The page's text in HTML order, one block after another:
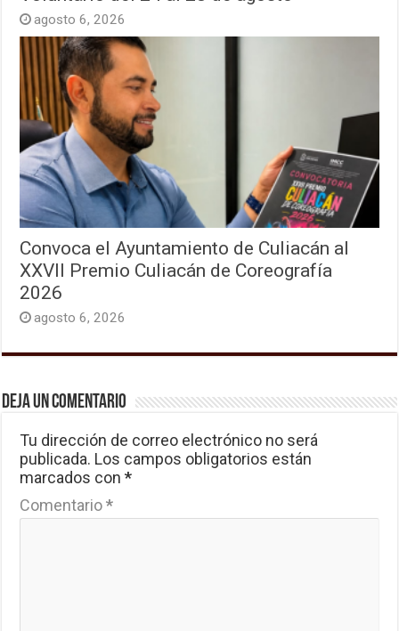
agosto 6, 2026
Convoca el Ayuntamiento de Culiacán al
XXVII Premio Culiacán de Coreografía
2026
agosto 6, 2026
Deja un comentario
Tu dirección de correo electrónico no será
publicada. Los campos obligatorios están
marcados con*
Comentario*